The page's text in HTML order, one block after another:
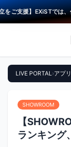
援】EXiSTでは、代理
LIVE PORTAL ›アプ
SHOWROOM
【
ランキング